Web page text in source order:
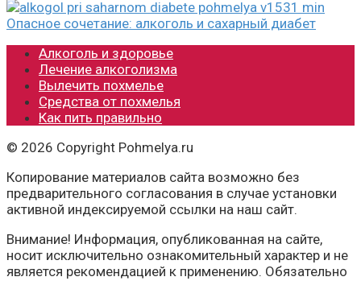
Опасное сочетание: алкоголь и сахарный диабет
Алкоголь и здоровье
Лечение алкоголизма
Вылечить похмелье
Средства от похмелья
Как пить правильно
© 2026 Copyright Pohmelya.ru
Копирование материалов сайта возможно без
предварительного согласования в случае установки
активной индексируемой ссылки на наш сайт.
Внимание! Информация, опубликованная на сайте,
носит исключительно ознакомительный характер и не
является рекомендацией к применению. Обязательно